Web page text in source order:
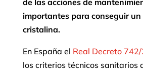
de las acciones de
importantes para conseguir
cristalina.
En España el Real Decreto
los criterios técnicos sanitarios